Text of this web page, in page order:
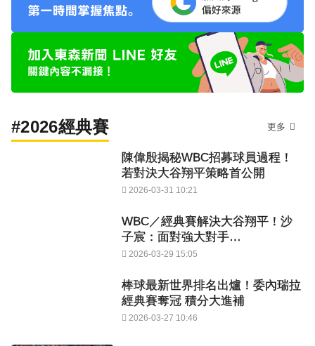
#2026經典賽 更多
陳偉殷揭秘WBC招募球員過程！
若對決大谷翔平策略首公開
2026-03-31 10:21
WBC／經典賽解決大谷翔平！沙
子宸：面對強大對手…
2026-03-29 15:05
棒球最新世界排名出爐！委內瑞拉
經典賽奪冠 積分大進補
2026-03-27 10:46